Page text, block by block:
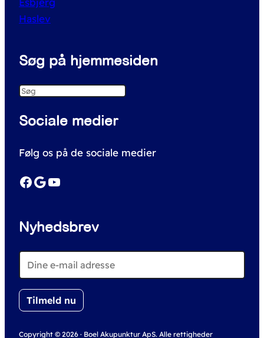
Haslev
Søg på hjemmesiden
S
a
c
h
Sociale medier
Følg os på de sociale medier
Facebook Google YouTube
Nyhedsbrev
Copyright © 2026 · Boel Akupunktur ApS. Alle rettigheder